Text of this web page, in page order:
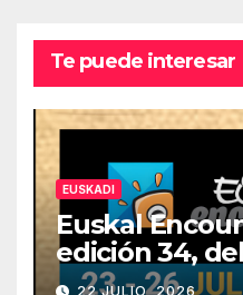
Te puede interesar
EUSKADI
Euskal
edición 34,
julio
22 JULIO, 2026